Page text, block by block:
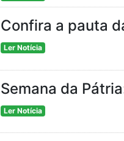
Confira a pauta
Ler Notícia
Semana da
Ler Notícia